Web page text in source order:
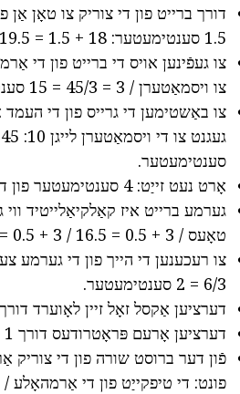
דורך ברייט פון די צוריק צו טאָן אַן
1.5 סענטימעטער: 18 + 1.5 = 19.5 סענטימעטער.
צו געפֿינען אויס די ברייט פון די
צו ויסמאַטערן / 3 = 45/3 = 15 סענטימעטער.
צו באַשטימען די גרייס פון די
סענטימעטער.
אָרט נעט זייַט: 4 סענטימעטער פון די צוריק.
גערמע ברייט איז קאַלקיאַלייטיד
טאָעס / 3 + 0.5 = 16.5 / 3 + 0.5 = 6 סענטימעטער.
6/3 = 2 סענטימעטער.
דערציען אַקסל זאָל זיין לאָוערד דורך 3 סענטימעטער.
דערציען אָרעם פּראָטרודעס דורך 1 סענטימעטער.
פֿון דער ברוסט שורה פון די צוריק
פונט: די טיפקייַט פון די אַרמהאָלע / 3 = 23/3 = 7,6.